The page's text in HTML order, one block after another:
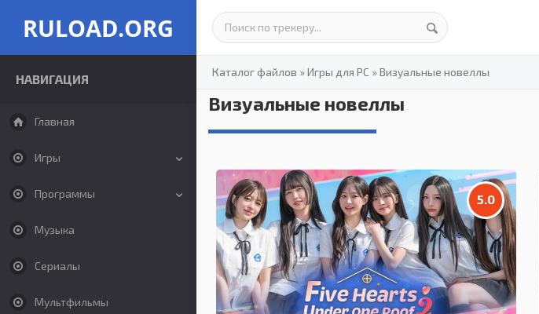
RULOAD.ORG
НАВИГАЦИЯ
Главная
Игры
Программы
Музыка
Сериалы
Мультфильмы
Каталог файлов »Игры для PC »Визуальные новеллы
Визуальные новеллы
5.0